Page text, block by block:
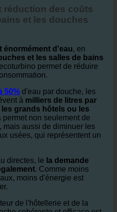
des coûts dans les
des coûts
et les douches
d'eau
permet de réduire
50%d'eau par douche, les
àmilliers de litres par
grands hôtels ou les
non seulement de
mais aussi de diminuer les
usées, qui représentent un
directes, le
la demande
moins d'énergie est